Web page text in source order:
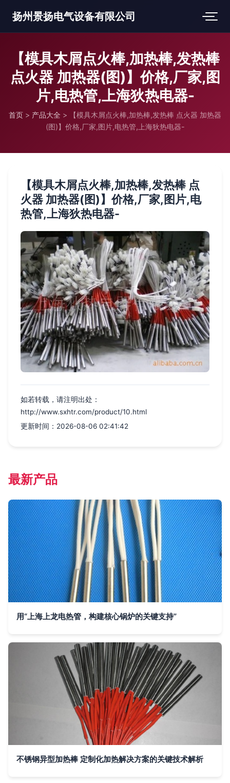
扬州景扬电气设备有限公司
【模具木屑点火棒,加热棒,发热棒
点火器 加热器(图)】价格,厂家,图
片,电热管,上海狄热电器-
首页 > 产品大全 > 【模具木屑点火棒,加热棒,发热棒 点火器 加热器
(图)】价格,厂家,图片,电热管,上海狄热电器-
【模具木屑点火棒,加热棒,发热棒 点
火器 加热器(图)】价格,厂家,图片,电
热管,上海狄热电器-
如若转载，请注明出处：
http://www.sxhtr.com/product/10.html
更新时间：2026-08-06 02:41:42
最新产品
用“上海上龙电热管，构建核心锅炉的关键支持”
不锈钢异型加热棒 定制化加热解决方案的关键技术解析